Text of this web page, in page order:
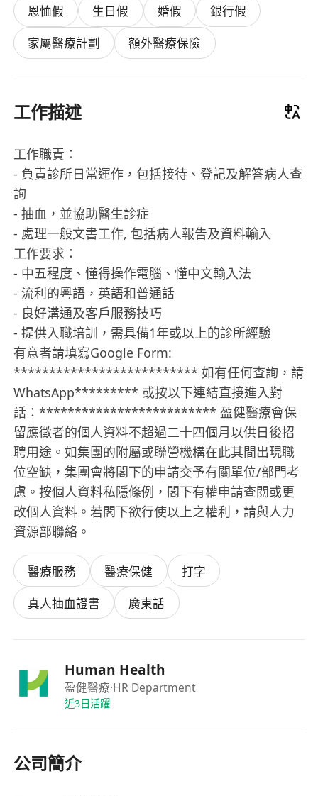
恩恤假 生日假 婚假
銀行假
家屬醫療計劃
額外醫療保險
工作描述
工作職責：
- 負責診所日常運作，包括接待、登記及解答病人查
詢
- 抽血，並協助醫生診症
- 處理一般文書工作, 包括病人報告及資料輸入
工作要求：
- 中五程度、懂得操作電腦、懂中文輸入法
- 流利的粵語，英語和普通話
- 良好溝通及客戶服務技巧
- 提供入職培訓，需具備1年或以上的診所經驗
有意者請填寫Google Form:
************************** 如有任何查詢，請
WhatsApp********* 或按以下連結直接進入對
話：************************* 盈健醫療會保
留應徵者的個人資料不超過二十四個月以供日後招
聘用途。如集團的附屬或聯營機構在此其間出現職
位空缺，集團會將閣下的申請交予有關單位/部門考
慮。按個人資料私隱條例，閣下有權申請查閱或更
改個人資料。若閣下欲行使以上之權利，請與人力
資源部聯絡。
醫療服務 醫療保健
打字
真人抽血證書
廣東話
Human Health
盈健醫療·HR Department
近3日活躍
公司簡介